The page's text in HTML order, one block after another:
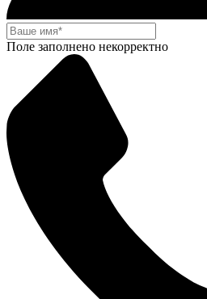
Поле заполнено некорректно